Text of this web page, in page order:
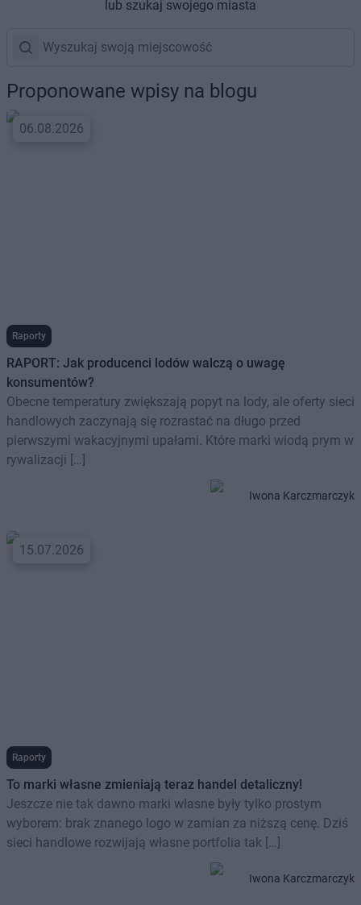
lub szukaj swojego miasta
Proponowane wpisy na blogu
06.08.2026
Raporty
RAPORT: Jak producenci lodów walczą o uwagę
konsumentów?
Obecne temperatury zwiększają popyt na lody, ale oferty sieci
handlowych zaczynają się rozrastać na długo przed
pierwszymi wakacyjnymi upałami. Które marki wiodą prym w
rywalizacji […]
Iwona Karczmarczyk
15.07.2026
Raporty
To marki własne zmieniają teraz handel detaliczny!
Jeszcze nie tak dawno marki własne były tylko prostym
wyborem: brak znanego logo w zamian za niższą cenę. Dziś
sieci handlowe rozwijają własne portfolia tak […]
Iwona Karczmarczyk